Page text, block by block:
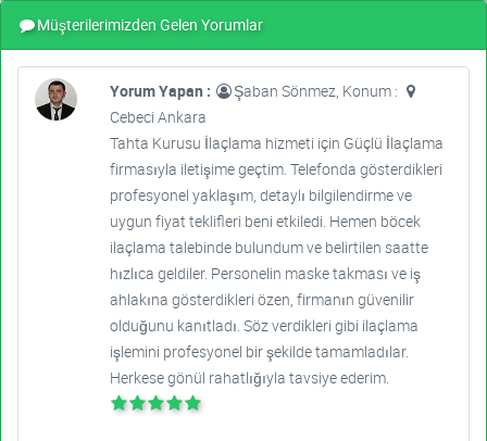
Müşterilerimizden Gelen Yorumlar
Yorum Yapan :
Şaban Sönmez, Konum :
Cebeci Ankara
Tahta Kurusu İlaçlama hizmeti için Güçlü İlaçlama
firmasıyla iletişime geçtim. Telefonda gösterdikleri
profesyonel yaklaşım, detaylı bilgilendirme ve
uygun fiyat teklifleri beni etkiledi. Hemen böcek
ilaçlama talebinde bulundum ve belirtilen saatte
hızlıca geldiler. Personelin maske takması ve iş
ahlakına gösterdikleri özen, firmanın güvenilir
olduğunu kanıtladı. Söz verdikleri gibi ilaçlama
işlemini profesyonel bir şekilde tamamladılar.
Herkese gönül rahatlığıyla tavsiye ederim.